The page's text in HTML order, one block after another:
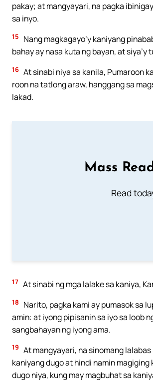
pakay; at mangyayari, na pagka
sa inyo.
15
Nang magkagayo’y kaniyang
bahay ay nasa kuta ng bayan, at siya’y
16 At sinabi niya sa kanila, Pumaroon
roon na tatlong araw, hanggang sa
lakad.
Mass
Read
17 At sinabi ng mga lalake sa kaniya,
18
Narito, pagka kami ay pumasok sa
amin: at iyong pipisanin sa iyo sa loob
sangbahayan ng iyong ama.
19 At mangyayari, na sinomang
kaniyang dugo at hindi namin
dugo niya, kung may magbuhat sa